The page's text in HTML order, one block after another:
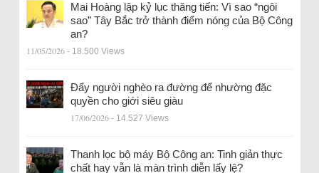
Mai Hoàng lập kỷ lục thăng tiến: Vì sao “ngôi
sao” Tây Bắc trở thành điểm nóng của Bộ Công
an?
11/05/2026 - 18.500 Views
Đẩy người nghèo ra đường để nhường đặc
quyền cho giới siêu giàu
17/06/2026 - 14.527 Views
Thanh lọc bộ máy Bộ Công an: Tinh giản thực
chất hay vẫn là màn trình diễn lấy lệ?